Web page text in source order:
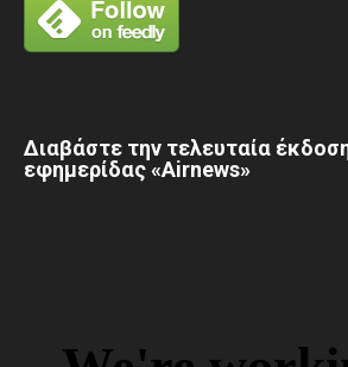
Διαβάστε την τελευταία
εφημερίδας «Airnews»